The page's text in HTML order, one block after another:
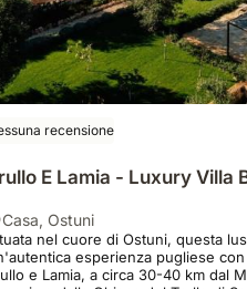
recensione
E Lamia - Luxury Villa
casa, Ostuni
nel cuore di Ostuni, questa
esperienza pugliese
e Lamia, a circa 30-40 km dal